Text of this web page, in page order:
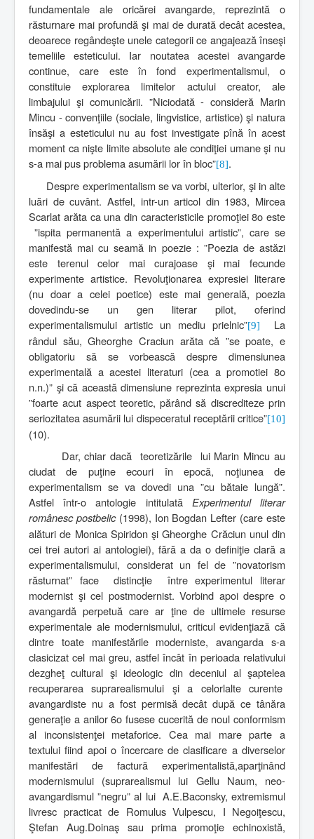
fundamentale ale oricărei avangarde, reprezintă o
răsturnare mai profundă şi mai de durată decât acestea,
deoarece regândeşte unele categorii ce angajează înseşi
temeliile esteticului. Iar noutatea acestei avangarde
continue, care este în fond experimentalismul, o
constituie explorarea limitelor actului creator, ale
limbajului şi comunicării. ”Niciodată - consideră Marin
Mincu - convenţiile (sociale, lingvistice, artistice) şi natura
însăşi a esteticului nu au fost investigate pînă în acest
moment ca nişte limite absolute ale condiţiei umane şi nu
s-a mai pus problema asumării lor în bloc”[8].
Despre experimentalism se va vorbi, ulterior, şi in alte
luări de cuvânt. Astfel, intr-un articol din 1983, Mircea
Scarlat arăta ca una din caracteristicile promoţiei 8o este
”ispita permanentă a experimentului artistic”, care se
manifestă mai cu seamă in poezie : ”Poezia de astăzi
este terenul celor mai curajoase şi mai fecunde
experimente artistice. Revoluţionarea expresiei literare
(nu doar a celei poetice) este mai generală, poezia
dovedindu-se un gen literar pilot, oferind
experimentalismului artistic un mediu prielnic”[9]
La
rândul său, Gheorghe Craciun arăta că ”se poate, e
obligatoriu să se vorbească despre dimensiunea
experimentală a acestei literaturi (cea a promotiei 8o
n.n.)” şi că această dimensiune reprezinta expresia unui
”foarte acut aspect teoretic, părând să discrediteze prin
seriozitatea asumării lui dispeceratul receptării critice”[10]
(10).
Dar, chiar dacă teoretizările
lui Marin Mincu au
ciudat de puţine ecouri în epocă, noţiunea de
experimentalism se va dovedi una ”cu bătaie lungă”.
Astfel într-o antologie intitulată Experimentul literar
românesc postbelic (1998), Ion Bogdan Lefter (care este
alături de Monica Spiridon şi Gheorghe Crăciun unul din
cei trei autori ai antologiei), fără a da o definiţie clară a
experimentalismului, considerat un fel de ”novatorism
răsturnat” face
distincţie
între experimentul literar
modernist şi cel postmodernist. Vorbind apoi despre o
avangardă perpetuă care ar ţine de ultimele resurse
experimentale ale modernismului, criticul evidenţiază că
dintre toate manifestările moderniste, avangarda s-a
clasicizat cel mai greu, astfel încât în perioada relativului
dezgheţ cultural şi ideologic din deceniul al şaptelea
recuperarea suprarealismului şi a celorlalte curente
avangardiste nu a fost permisă decât după ce tânăra
generaţie a anilor 6o fusese cucerită de noul conformism
al inconsistenţei metaforice. Cea mai mare parte a
textului fiind apoi o încercare de clasificare a diverselor
manifestări de factură experimentalistă,aparţinând
modernismului (suprarealismul lui Gellu Naum, neo-
avangardismul ”negru” al lui A.E.Baconsky, extremismul
livresc practicat de Romulus Vulpescu, I Negoiţescu,
Ştefan Aug.Doinaş sau prima promoţie echinoxistă,